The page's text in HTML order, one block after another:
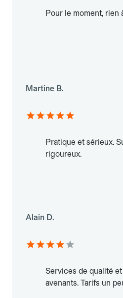
Pour le moment, rien
Martine B.
Pratique et sérieux.
rigoureux.
Alain D.
Services de qualité
avenants. Tarifs un